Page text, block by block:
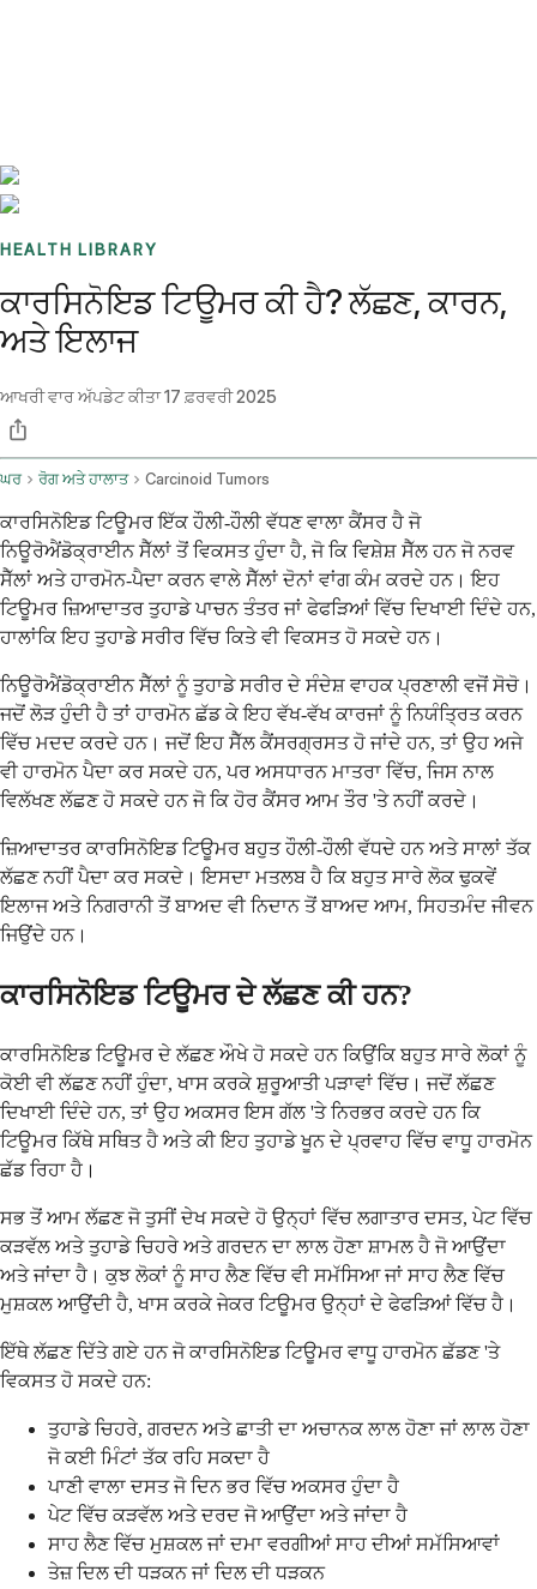
HEALTH LIBRARY
ਕਾਰਸਿਨੋਇਡ ਟਿਊਮਰ ਕੀ ਹੈ? ਲੱਛਣ, ਕਾਰਨ,
ਅਤੇ ਇਲਾਜ
ਆਖਰੀ ਵਾਰ ਅੱਪਡੇਟ ਕੀਤਾ17 ਫ਼ਰਵਰੀ 2025
ਘਰ ਰੋਗ ਅਤੇ ਹਾਲਾਤ Carcinoid Tumors
ਕਾਰਸਿਨੋਇਡ ਟਿਊਮਰ ਇੱਕ ਹੌਲੀ-ਹੌਲੀ ਵੱਧਣ ਵਾਲਾ ਕੈਂਸਰ ਹੈ ਜੋ
ਨਿਊਰੋਐਂਡੋਕ੍ਰਾਈਨ ਸੈੱਲਾਂ ਤੋਂ ਵਿਕਸਤ ਹੁੰਦਾ ਹੈ, ਜੋ ਕਿ ਵਿਸ਼ੇਸ਼ ਸੈੱਲ ਹਨ ਜੋ ਨਰਵ
ਸੈੱਲਾਂ ਅਤੇ ਹਾਰਮੋਨ-ਪੈਦਾ ਕਰਨ ਵਾਲੇ ਸੈੱਲਾਂ ਦੋਨਾਂ ਵਾਂਗ ਕੰਮ ਕਰਦੇ ਹਨ। ਇਹ
ਟਿਊਮਰ ਜ਼ਿਆਦਾਤਰ ਤੁਹਾਡੇ ਪਾਚਨ ਤੰਤਰ ਜਾਂ ਫੇਫੜਿਆਂ ਵਿੱਚ ਦਿਖਾਈ ਦਿੰਦੇ ਹਨ,
ਹਾਲਾਂਕਿ ਇਹ ਤੁਹਾਡੇ ਸਰੀਰ ਵਿੱਚ ਕਿਤੇ ਵੀ ਵਿਕਸਤ ਹੋ ਸਕਦੇ ਹਨ।
ਨਿਊਰੋਐਂਡੋਕ੍ਰਾਈਨ ਸੈੱਲਾਂ ਨੂੰ ਤੁਹਾਡੇ ਸਰੀਰ ਦੇ ਸੰਦੇਸ਼ ਵਾਹਕ ਪ੍ਰਣਾਲੀ ਵਜੋਂ ਸੋਚੋ।
ਜਦੋਂ ਲੋੜ ਹੁੰਦੀ ਹੈ ਤਾਂ ਹਾਰਮੋਨ ਛੱਡ ਕੇ ਇਹ ਵੱਖ-ਵੱਖ ਕਾਰਜਾਂ ਨੂੰ ਨਿਯੰਤ੍ਰਿਤ ਕਰਨ
ਵਿੱਚ ਮਦਦ ਕਰਦੇ ਹਨ। ਜਦੋਂ ਇਹ ਸੈੱਲ ਕੈਂਸਰਗ੍ਰਸਤ ਹੋ ਜਾਂਦੇ ਹਨ, ਤਾਂ ਉਹ ਅਜੇ
ਵੀ ਹਾਰਮੋਨ ਪੈਦਾ ਕਰ ਸਕਦੇ ਹਨ, ਪਰ ਅਸਧਾਰਨ ਮਾਤਰਾ ਵਿੱਚ, ਜਿਸ ਨਾਲ
ਵਿਲੱਖਣ ਲੱਛਣ ਹੋ ਸਕਦੇ ਹਨ ਜੋ ਕਿ ਹੋਰ ਕੈਂਸਰ ਆਮ ਤੌਰ 'ਤੇ ਨਹੀਂ ਕਰਦੇ।
ਜ਼ਿਆਦਾਤਰ ਕਾਰਸਿਨੋਇਡ ਟਿਊਮਰ ਬਹੁਤ ਹੌਲੀ-ਹੌਲੀ ਵੱਧਦੇ ਹਨ ਅਤੇ ਸਾਲਾਂ ਤੱਕ
ਲੱਛਣ ਨਹੀਂ ਪੈਦਾ ਕਰ ਸਕਦੇ। ਇਸਦਾ ਮਤਲਬ ਹੈ ਕਿ ਬਹੁਤ ਸਾਰੇ ਲੋਕ ਢੁਕਵੇਂ
ਇਲਾਜ ਅਤੇ ਨਿਗਰਾਨੀ ਤੋਂ ਬਾਅਦ ਵੀ ਨਿਦਾਨ ਤੋਂ ਬਾਅਦ ਆਮ, ਸਿਹਤਮੰਦ ਜੀਵਨ
ਜਿਉਂਦੇ ਹਨ।
ਕਾਰਸਿਨੋਇਡ ਟਿਊਮਰ ਦੇ ਲੱਛਣ ਕੀ ਹਨ?
ਕਾਰਸਿਨੋਇਡ ਟਿਊਮਰ ਦੇ ਲੱਛਣ ਔਖੇ ਹੋ ਸਕਦੇ ਹਨ ਕਿਉਂਕਿ ਬਹੁਤ ਸਾਰੇ ਲੋਕਾਂ ਨੂੰ
ਕੋਈ ਵੀ ਲੱਛਣ ਨਹੀਂ ਹੁੰਦਾ, ਖਾਸ ਕਰਕੇ ਸ਼ੁਰੂਆਤੀ ਪੜਾਵਾਂ ਵਿੱਚ। ਜਦੋਂ ਲੱਛਣ
ਦਿਖਾਈ ਦਿੰਦੇ ਹਨ, ਤਾਂ ਉਹ ਅਕਸਰ ਇਸ ਗੱਲ 'ਤੇ ਨਿਰਭਰ ਕਰਦੇ ਹਨ ਕਿ
ਟਿਊਮਰ ਕਿੱਥੇ ਸਥਿਤ ਹੈ ਅਤੇ ਕੀ ਇਹ ਤੁਹਾਡੇ ਖੂਨ ਦੇ ਪ੍ਰਵਾਹ ਵਿੱਚ ਵਾਧੂ ਹਾਰਮੋਨ
ਛੱਡ ਰਿਹਾ ਹੈ।
ਸਭ ਤੋਂ ਆਮ ਲੱਛਣ ਜੋ ਤੁਸੀਂ ਦੇਖ ਸਕਦੇ ਹੋ ਉਨ੍ਹਾਂ ਵਿੱਚ ਲਗਾਤਾਰ ਦਸਤ, ਪੇਟ ਵਿੱਚ
ਕੜਵੱਲ ਅਤੇ ਤੁਹਾਡੇ ਚਿਹਰੇ ਅਤੇ ਗਰਦਨ ਦਾ ਲਾਲ ਹੋਣਾ ਸ਼ਾਮਲ ਹੈ ਜੋ ਆਉਂਦਾ
ਅਤੇ ਜਾਂਦਾ ਹੈ। ਕੁਝ ਲੋਕਾਂ ਨੂੰ ਸਾਹ ਲੈਣ ਵਿੱਚ ਵੀ ਸਮੱਸਿਆ ਜਾਂ ਸਾਹ ਲੈਣ ਵਿੱਚ
ਮੁਸ਼ਕਲ ਆਉਂਦੀ ਹੈ, ਖਾਸ ਕਰਕੇ ਜੇਕਰ ਟਿਊਮਰ ਉਨ੍ਹਾਂ ਦੇ ਫੇਫੜਿਆਂ ਵਿੱਚ ਹੈ।
ਇੱਥੇ ਲੱਛਣ ਦਿੱਤੇ ਗਏ ਹਨ ਜੋ ਕਾਰਸਿਨੋਇਡ ਟਿਊਮਰ ਵਾਧੂ ਹਾਰਮੋਨ ਛੱਡਣ 'ਤੇ
ਵਿਕਸਤ ਹੋ ਸਕਦੇ ਹਨ:
ਤੁਹਾਡੇ ਚਿਹਰੇ, ਗਰਦਨ ਅਤੇ ਛਾਤੀ ਦਾ ਅਚਾਨਕ ਲਾਲ ਹੋਣਾ ਜਾਂ ਲਾਲ ਹੋਣਾ
ਜੋ ਕਈ ਮਿੰਟਾਂ ਤੱਕ ਰਹਿ ਸਕਦਾ ਹੈ
ਪਾਣੀ ਵਾਲਾ ਦਸਤ ਜੋ ਦਿਨ ਭਰ ਵਿੱਚ ਅਕਸਰ ਹੁੰਦਾ ਹੈ
ਪੇਟ ਵਿੱਚ ਕੜਵੱਲ ਅਤੇ ਦਰਦ ਜੋ ਆਉਂਦਾ ਅਤੇ ਜਾਂਦਾ ਹੈ
ਸਾਹ ਲੈਣ ਵਿੱਚ ਮੁਸ਼ਕਲ ਜਾਂ ਦਮਾ ਵਰਗੀਆਂ ਸਾਹ ਦੀਆਂ ਸਮੱਸਿਆਵਾਂ
ਤੇਜ਼ ਦਿਲ ਦੀ ਧੜਕਨ ਜਾਂ ਦਿਲ ਦੀ ਧੜਕਨ